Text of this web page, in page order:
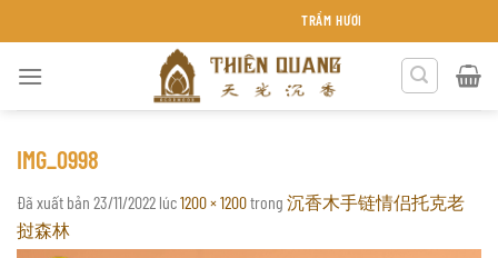
đến
TRẦM HƯƠNG THIÊN QUANG KHÁNH HÒA
IMG_0998
Đã xuất bản 23/11/2022 lúc1200 × 1200trong 沉香木手链情侣托克老
挝森林